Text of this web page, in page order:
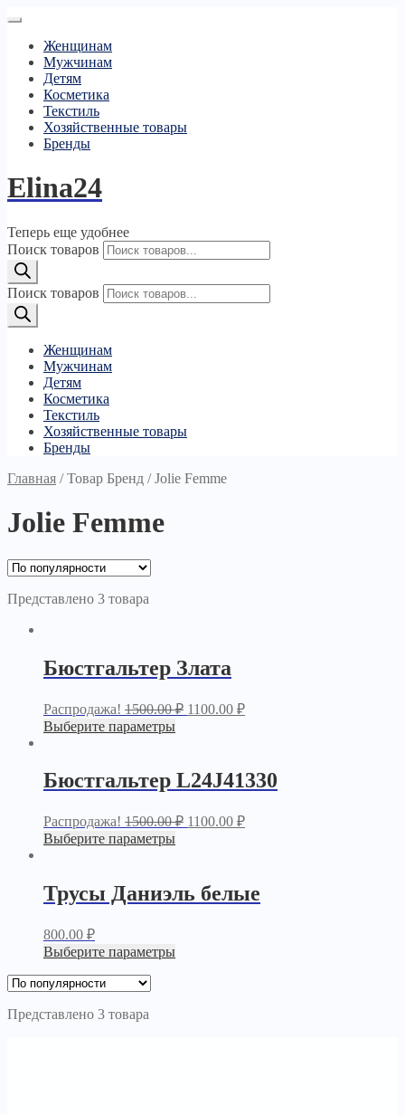
Женщинам
Мужчинам
Детям
Косметика
Текстиль
Хозяйственные товары
Бренды
Elina24
Теперь еще удобнее
Поиск товаров
Поиск товаров
Женщинам
Мужчинам
Детям
Косметика
Текстиль
Хозяйственные товары
Бренды
Главная /Товар Бренд /Jolie Femme
Jolie Femme
Представлено 3 товара
Бюстгальтер Злата
Распродажа! 1500.00₽ 1100.00 ₽
Выберите параметры
Бюстгальтер L24J41330
Распродажа! 1500.00₽ 1100.00 ₽
Выберите параметры
Трусы Даниэль белые
800.00 ₽
Выберите параметры
Представлено 3 товара